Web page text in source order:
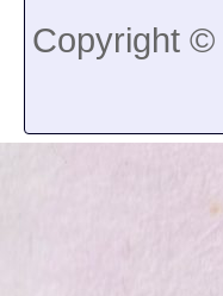
Copyright ©